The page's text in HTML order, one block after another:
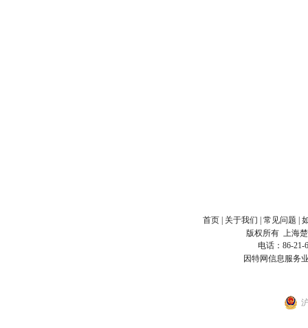
首页 关于我们 常见问题
版权所有 上海
电话：86-
因特网信息服务